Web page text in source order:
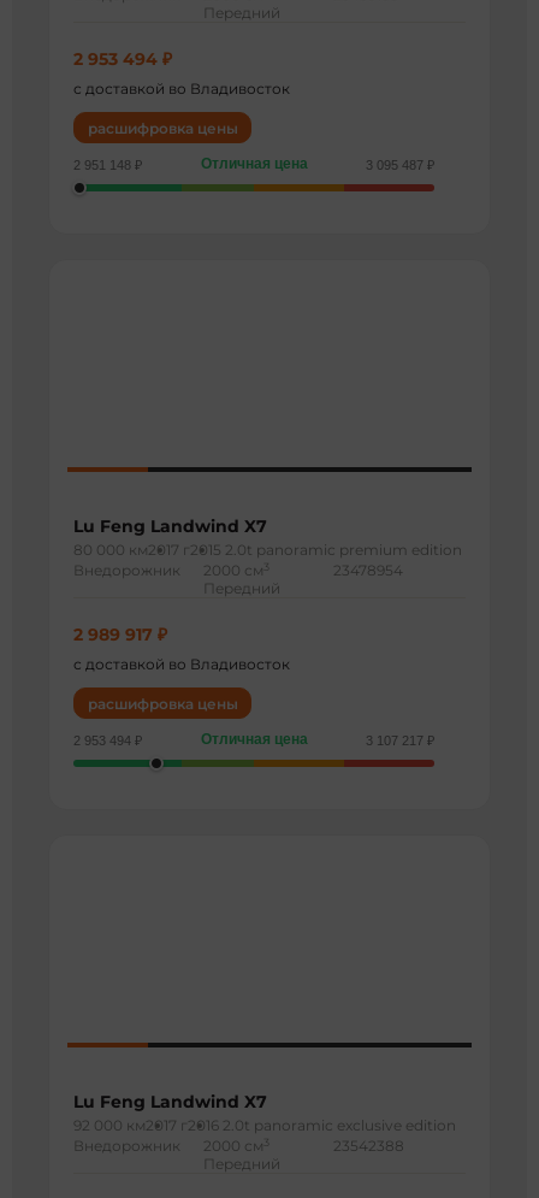
Передний
2 953 494 ₽
с доставкой во Владивосток
расшифровка цены
2 951 148 ₽ Отличная цена 3 095 487 ₽
Lu Feng Landwind X7
80 000 км2017 г 2015 2.0t panoramic premium edition
Внедорожник
2000 см 3
Передний
23478954
2 989 917 ₽
с доставкой во Владивосток
расшифровка цены
2 953 494 ₽ Отличная цена 3 107 217 ₽
Lu Feng Landwind X7
92 000 км2017 г 2016 2.0t panoramic exclusive edition
Внедорожник
2000 см 3
Передний
23542388